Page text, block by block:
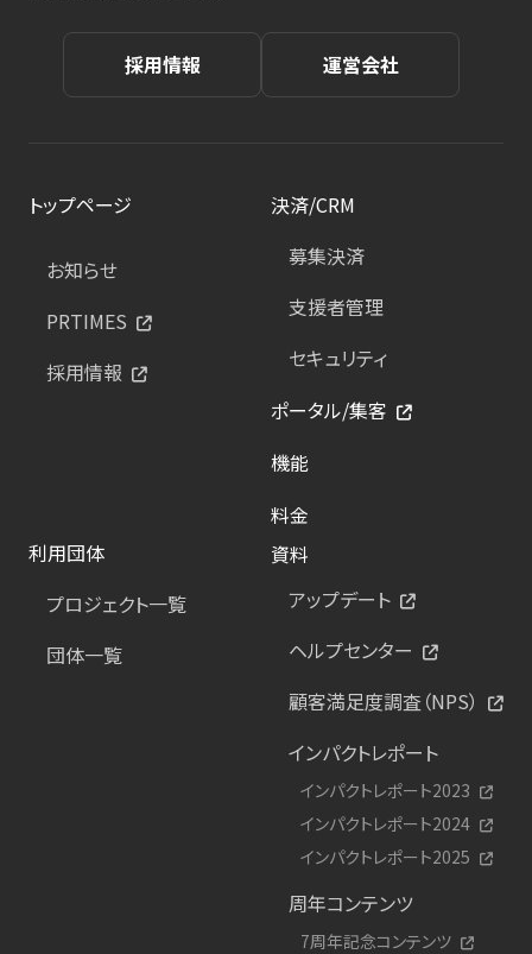
採用情報 運営会社
トップページ
お知らせ
PRTIMES
採用情報
決済/CRM
募集決済
支援者管理
セキュリティ
ポータル/集客
機能
料金
利用団体
プロジェクト一覧
団体一覧
資料
アップデート
ヘルプセンター
顧客満足度調査（NPS）
インパクトレポート
インパクトレポート2023
インパクトレポート2024
インパクトレポート2025
周年コンテンツ
7周年記念コンテンツ